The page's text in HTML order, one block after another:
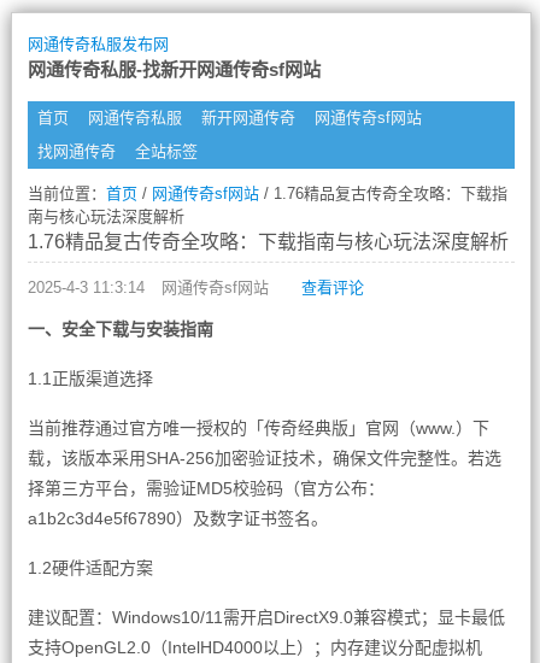
网通传奇私服发布网
网通传奇私服-找新开网通传奇sf网站
首页 网通传奇私服 新开网通传奇
网通传奇sf网站
找网通传奇
全站标签
当前位置： 首页/ 网通传奇sf网站/ 1.76精品复古传奇全攻略：下载指
南与核心玩法深度解析
1.76精品复古传奇全攻略：下载指南与核心玩法深度解析
2025-4-3 11:3:14 网通传奇sf网站 查看评论
一、安全下载与安装指南
1.1正版渠道选择
当前推荐通过官方唯一授权的「传奇经典版」官网（www.）下
载，该版本采用SHA-256加密验证技术，确保文件完整性。若选
择第三方平台，需验证MD5校验码（官方公布：
a1b2c3d4e5f67890）及数字证书签名。
1.2硬件适配方案
建议配置：Windows10/11需开启DirectX9.0兼容模式；显卡最低
支持OpenGL2.0（IntelHD4000以上）；内存建议分配虚拟机